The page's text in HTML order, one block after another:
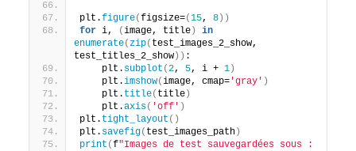
plt.figure(figsize=(15, 8))
for i, (image, title)
in
enumerate(zip( test_images_2_show,
test_titles_2_show)) :
    plt.
subplot (2, 5, i + 1)
    plt.
imshow(image, cmap='gray' )
    plt.
title( title)
    plt.
axis( 'off' )
plt. tight_layout ()
plt. savefig( test_images_path)
print (f"Images de test sauvegardées sous :